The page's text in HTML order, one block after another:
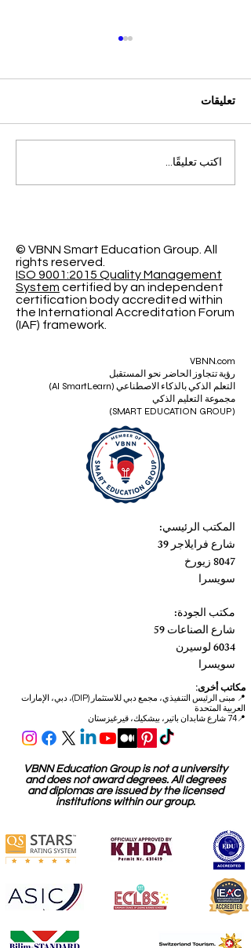
التميز الأكاديمي العالمي: افتح
آفاقاً جديدة مع الجامعة
تعليقات
اكتب تعليقًا...
© VBNN Smart Education Group. All
rights reserved.
ISO 9001:2015 Quality Management
System certified by an independent
certification body accredited within
the International Accreditation Forum
(IAF) framework.
VBNN.com
رؤية تتجاوز الحاضر نحو المستقبل
التعلم الذكي بالذكاء الاصطناعي (AI SmartLearn)
مجموعة التعليم الذكي
(SMART EDUCATION GROUP)
المكتب الرئيسي:
شارع فرايلاجر 39
8047 زيورخ
سويسرا
مكتب الجودة:
شارع الصناعات 59
6034 لوسيرن
سويسرا
مكاتب أخرى:
📍
مبنى الرئيس التنفيذي، مجمع دبي للاستثمار (DIP)، دبي، الإمارات
العربية المتحدة
📍74 شارع شابدان باتير، بيشكيك، قيرغيزستان
VBNN Education Group is not a university
and does not award degrees. All degrees
and diplomas are issued by the licensed
institutions within our group.